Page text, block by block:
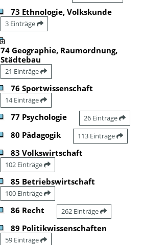
73 Ethnologie, Volkskunde
3 Einträge
74 Geographie, Raumordnung,
Städtebau
21 Einträge
76 Sportwissenschaft
14 Einträge
77 Psychologie 26 Einträge
80 Pädagogik 113 Einträge
83 Volkswirtschaft
102 Einträge
85 Betriebswirtschaft
100 Einträge
86 Recht 262 Einträge
89 Politikwissenschaften
59 Einträge